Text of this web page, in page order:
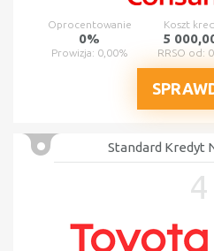
Oprocentowanie Koszt
0% 5
Prowizja: 0,00% RRSO od:
Standard Kredyt
4